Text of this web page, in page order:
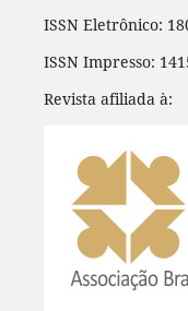
ISSN Eletrônico:
ISSN Impresso:
Revista afiliada à: